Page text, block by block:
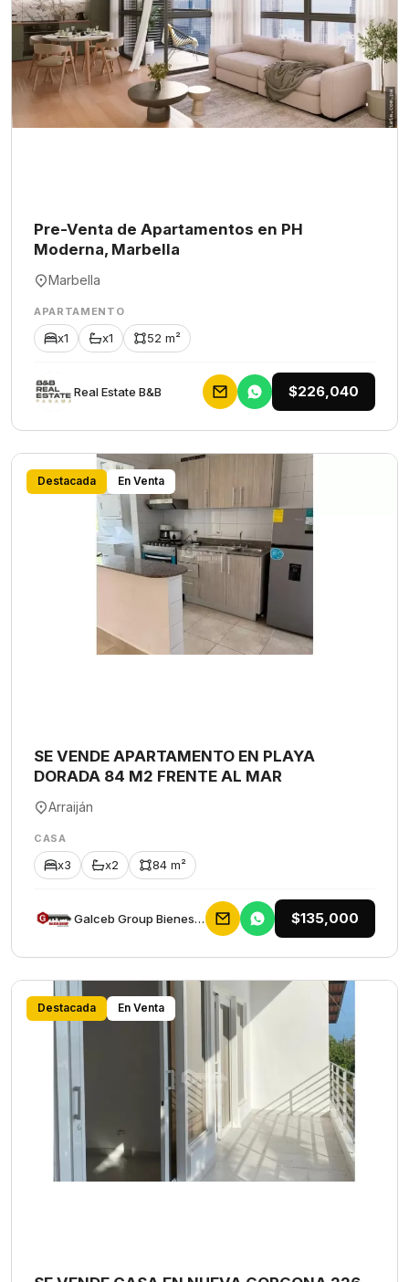
Pre-Venta de Apartamentos en PH
Moderna, Marbella
Marbella
APARTAMENTO
x1 x1 52 m²
Rеаl Еstаtе В&В $226,040
Destacada En Venta
SE VENDE APARTAMENTO EN PLAYA
DORADA 84 M2 FRENTE AL MAR
Arraiján
CASA
x3 x2 84 m²
Galceb Group Bienes Raices $135,000
Destacada En Venta